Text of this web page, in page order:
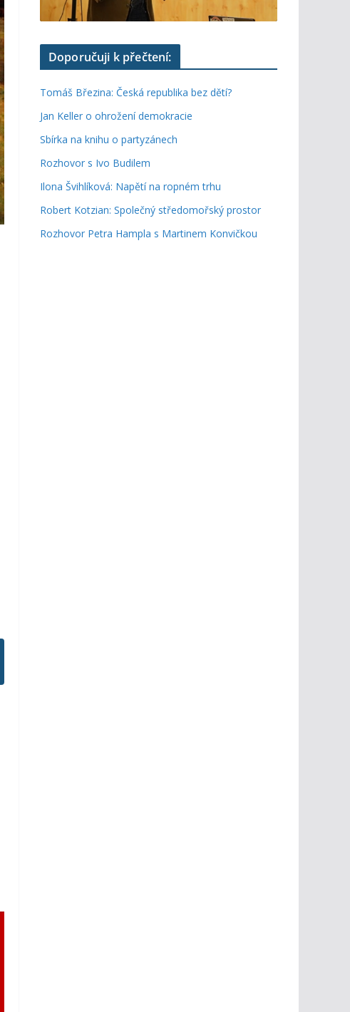
Doporučuji k přečtení:
Tomáš Březina: Česká republika bez dětí?
Jan Keller o ohrožení demokracie
Sbírka na knihu o partyzánech
Rozhovor s Ivo Budilem
Ilona Švihlíková: Napětí na ropném trhu
Robert Kotzian: Společný středomořský prostor
Rozhovor Petra Hampla s Martinem Konvičkou